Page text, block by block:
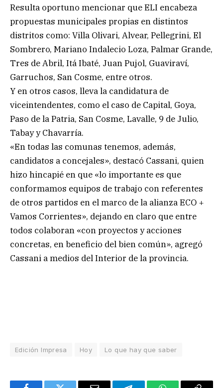
Resulta oportuno mencionar que ELI encabeza
propuestas municipales propias en distintos
distritos como: Villa Olivari, Alvear, Pellegrini, El
Sombrero, Mariano Indalecio Loza, Palmar Grande,
Tres de Abril, Itá Ibaté, Juan Pujol, Guaviraví,
Garruchos, San Cosme, entre otros.
Y en otros casos, lleva la candidatura de
viceintendentes, como el caso de Capital, Goya,
Paso de la Patria, San Cosme, Lavalle, 9 de Julio,
Tabay y Chavarría.
«En todas las comunas tenemos, además,
candidatos a concejales», destacó Cassani, quien
hizo hincapié en que «lo importante es que
conformamos equipos de trabajo con referentes
de otros partidos en el marco de la alianza ECO +
Vamos Corrientes», dejando en claro que entre
todos colaboran «con proyectos y acciones
concretas, en beneficio del bien común», agregó
Cassani a medios del Interior de la provincia.
Edición Impresa Hoy Lo que hay que saber